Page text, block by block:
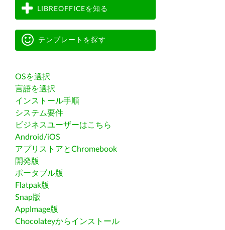
LIBREOFFICEを知る
テンプレートを探す
OSを選択
言語を選択
インストール手順
システム要件
ビジネスユーザーはこちら
Android/iOS
アプリストアとChromebook
開発版
ポータブル版
Flatpak版
Snap版
AppImage版
Chocolateyからインストール